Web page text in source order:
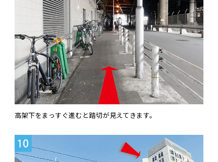
高架下をまっすぐ進むと踏切が見えてきます。